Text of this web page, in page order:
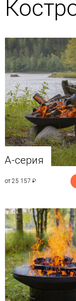
A-серия
от 25 157 ₽